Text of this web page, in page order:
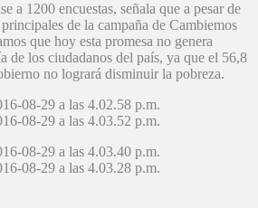
a 1200 encuestas, señala que a pesar de
de la campaña de Cambiemos
que hoy esta promesa no genera
de los ciudadanos del país, ya que el 56,8
no logrará disminuir la pobreza.